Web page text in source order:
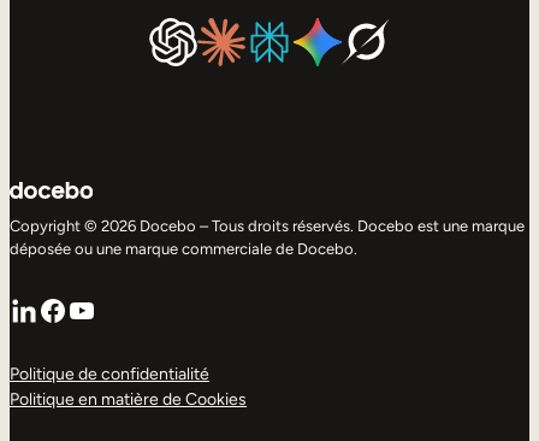
Copyright © 2026 Docebo – Tous droits réservés. Docebo est une marque
déposée ou une marque commerciale de Docebo.
LinkedIn
Facebook
YouTube
Politique de confidentialité
Politique en matière de Cookies